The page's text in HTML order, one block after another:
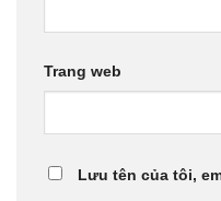
Trang web
Lưu tên của tôi,